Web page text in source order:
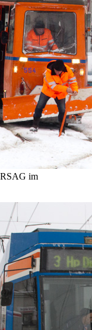
RSAG im